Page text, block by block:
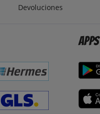
Devoluciones
Apps